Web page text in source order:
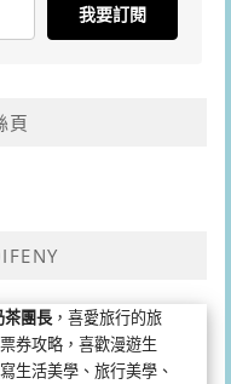
我要訂閱
頁
團長 ，喜愛旅行的旅
券攻略，喜歡漫遊生
生活美學、旅行美學、